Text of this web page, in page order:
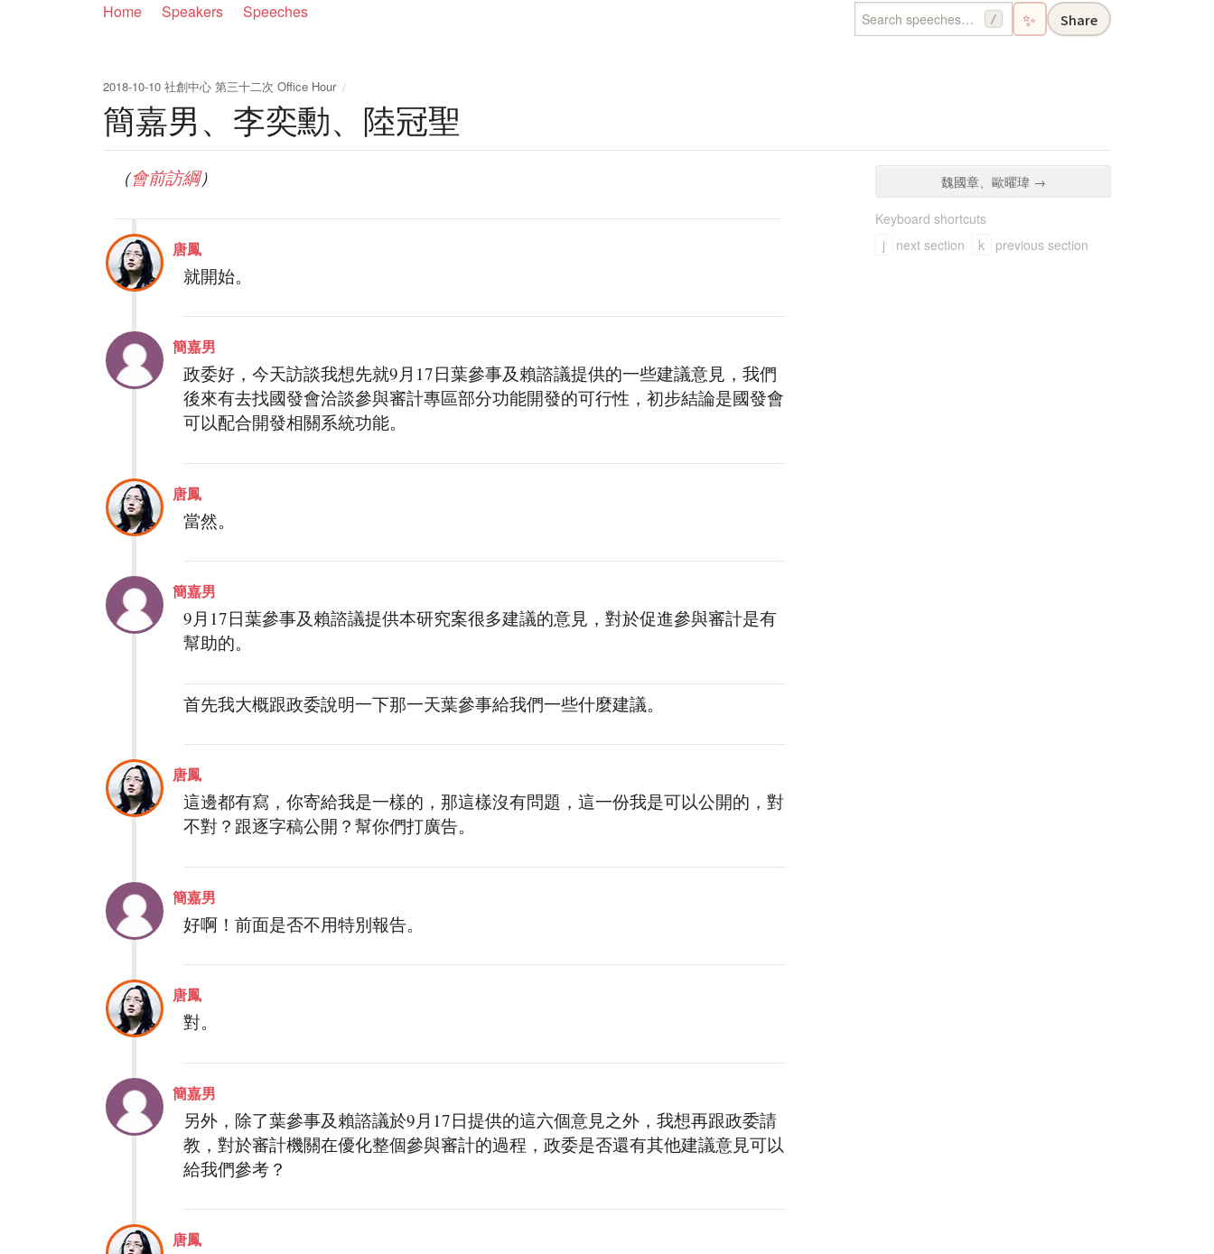
Home Speakers Speeches / ✨ Share
2018-10-10 社創中心 第三十二次 Office Hour
簡嘉男、李奕勳、陸冠聖
（會前訪綱）
唐鳳
就開始。
簡嘉男
政委好，今天訪談我想先就9月17日葉參事及賴諮議提供的一些建議意見，我們
後來有去找國發會洽談參與審計專區部分功能開發的可行性，初步結論是國發會
可以配合開發相關系統功能。
唐鳳
當然。
簡嘉男
9月17日葉參事及賴諮議提供本研究案很多建議的意見，對於促進參與審計是有
幫助的。
首先我大概跟政委說明一下那一天葉參事給我們一些什麼建議。
唐鳳
這邊都有寫，你寄給我是一樣的，那這樣沒有問題，這一份我是可以公開的，對
不對？跟逐字稿公開？幫你們打廣告。
簡嘉男
好啊！前面是否不用特別報告。
唐鳳
對。
簡嘉男
另外，除了葉參事及賴諮議於9月17日提供的這六個意見之外，我想再跟政委請
教，對於審計機關在優化整個參與審計的過程，政委是否還有其他建議意見可以
給我們參考？
唐鳳
魏國章、歐曜瑋 →
Keyboard shortcuts
j
next section k previous section